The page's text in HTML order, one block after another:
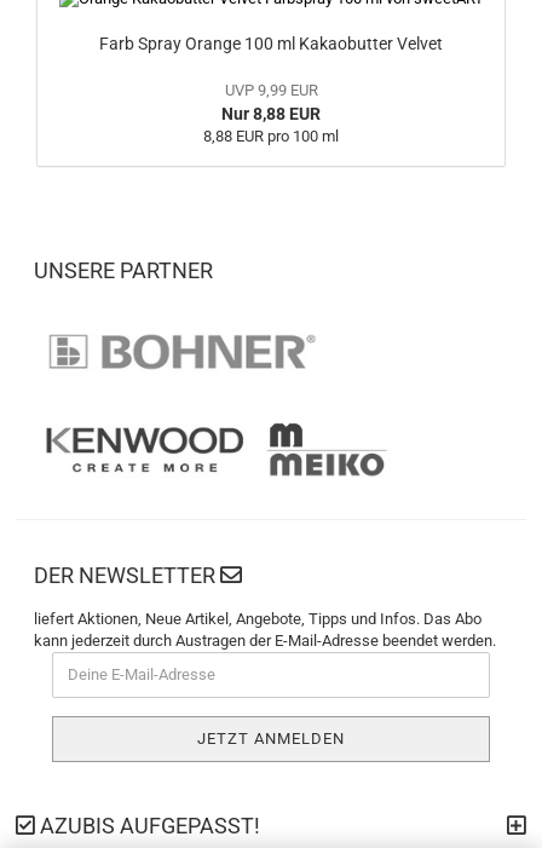
Farb Spray Orange 100 ml Kakaobutter Velvet
UVP 9,99 EUR
Nur 8,88 EUR
8,88 EUR pro 100 ml
UNSERE PARTNER
DER NEWSLETTER
liefert Aktionen, Neue Artikel, Angebote, Tipps und Infos. Das Abo
kann jederzeit durch Austragen der E-Mail-Adresse beendet werden.
AZUBIS AUFGEPASST!